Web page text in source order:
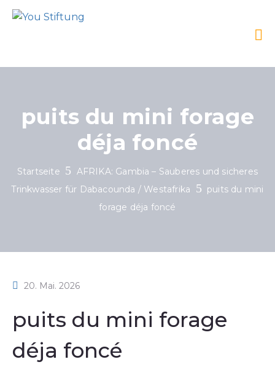
puits du mini forage
déja foncé
Startseite
AFRIKA: Gambia – Sauberes und sicheres
Trinkwasser für Dabacounda / Westafrika
puits du mini
forage déja foncé
20. Mai. 2026
puits du mini forage
déja foncé